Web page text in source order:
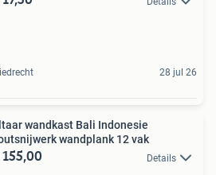
28 jul 26
wandkast Bali Indonesie
wandplank 12 vak
Details